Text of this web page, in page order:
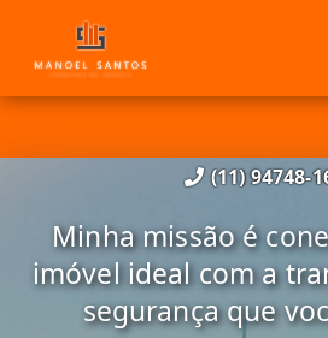
(11) 94748-
Minha missão é
imóvel ideal com a
segurança que